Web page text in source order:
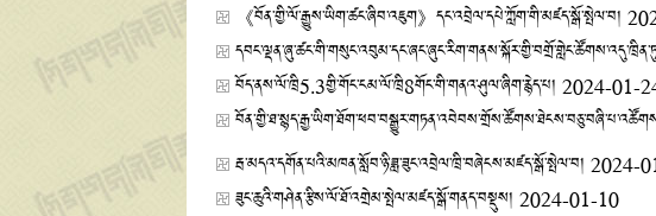
《བོན་གྱི་ལོ་རྒྱུས་ཡིག་ཚང་ཞིབ་འཇུག》དང་འབྲེལ་དཔེ་ཀློག་གི་མཛད་སྒོ་སྤེལ་བ།
བོད་ནས་ལོ་ཁྲི5.3གྱི་གོང་ངམ་ལོ་ཁྲི8གོང་གི་གནའ་ཤུལ་ཞིག་རྙེད་པ། 2024-01-
རྦ་མདའ་དགོན་པའི་མཁན་སློབ་ཉི་ཟླ་ཟུང་འབྲེལ་ཁྲི་བཞེངས་མཛད་སྒོ་སྤེལ་བ། 2024-
ཟུང་ཆུའི་གཤེན་རྩིས་ལོ་ཐོ་འགྲེམ་སྤེལ་མཛད་སྒོ་གནད་བསྡུས། 2024-01-10